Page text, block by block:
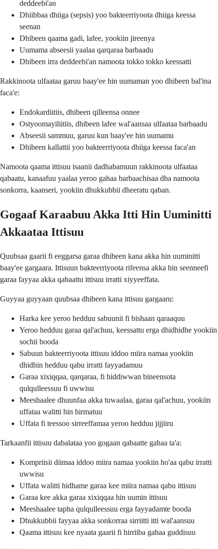
deddeebi'an
Dhiibbaa dhiiga (sepsis) yoo bakteerriyoota dhiiga keessa
seenan
Dhibeen qaama gadi, lafee, yookiin jireenya
Uumama abseesii yaalaa qarqaraa barbaadu
Dhibeen irra deddeebi'an namoota tokko tokko keessatti
Rakkinoota ulfaataa garuu baay'ee hin uumaman yoo dhibeen bal'ina
faca'e:
Endokardiitiis, dhibeen qilleensa onnee
Ostyoomayiliitiis, dhibeen lafee wal'aansaa ulfaataa barbaadu
Abseesii sammuu, garuu kun baay'ee hin uumamu
Dhibeen kallattii yoo bakteerriyoota dhiiga keessa faca'an
Namoota qaama ittisuu isaanii dadhabamuun rakkinoota ulfaataa
qabaatu, kanaafuu yaalaa yeroo gahaa barbaachisaa dha namoota
sonkorra, kaanseri, yookiin dhukkubbii dheeratu qaban.
Gogaaf Karaabuu Akka Itti Hin Uuminitti
Akkaataa Ittisuu
Quubsaa gaarii fi eeggarsa garaa dhibeen kana akka hin uuminitti
baay'ee gargaara. Ittisuun bakteerriyoota rifeensa akka hin seenneefi
garaa fayyaa akka qabaattu ittisuu irratti xiyyeeffata.
Guyyaa guyyaan quubsaa dhibeen kana ittisuu gargaaru:
Harka kee yeroo hedduu sabuunii fi bishaan qaraaquu
Yeroo hedduu garaa qal'achuu, keessattu erga dhidhidhe yookiin
sochii booda
Sabuun bakteerriyoota ittisuu iddoo miira namaa yookiin
dhidhin hedduu qabu irratti fayyadamuu
Garaa xixiqqaa, qarqaraa, fi hiddiwwan bineensota
qulqulleessuu fi uwwisu
Meeshaalee dhuunfaa akka tuwaalaa, garaa qal'achuu, yookiin
uffataa walitti hin hirmatuu
Uffata fi teessoo sirreeffamaa yeroo hedduu jijjiiru
Tarkaanfii ittisuu dabalataa yoo gogaan qabaatte gahaa ta'a:
Kompriisii diimaa iddoo miira namaa yookiin ho'aa qabu irratti
uwwisu
Uffata walitti hidhame garaa kee miira namaa qabu ittisuu
Garaa kee akka garaa xixiqqaa hin uumin ittisuu
Meeshaalee tapha qulqulleessuu erga fayyadamte booda
Dhukkubbii fayyaa akka sonkorraa sirriitti itti wal'aansuu
Qaama ittisuu kee nyaata gaarii fi hirriiba gahaa guddisuu